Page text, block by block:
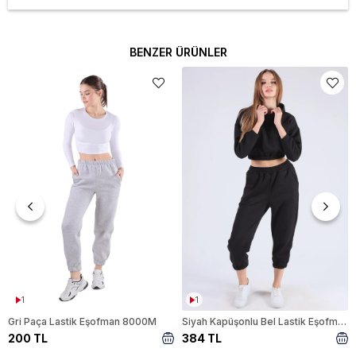
BENZER ÜRÜNLER
1
Gri Paça Lastik Eşofman 8000M
200 TL
1
Siyah Kapüşonlu Bel Lastik Eşofman Takımı 9023M
384 TL